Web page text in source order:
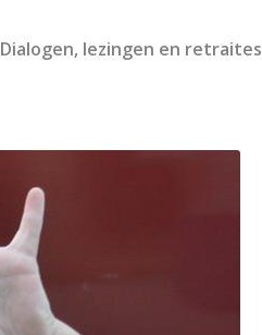
Dialogen, lezingen en retraites